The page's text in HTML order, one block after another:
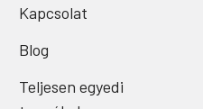
Kapcsolat
Blog
Teljesen egyedi